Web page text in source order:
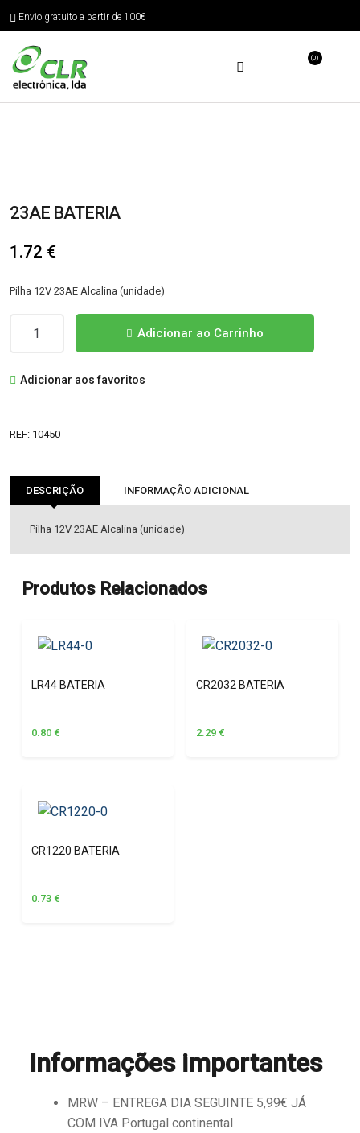
Envio gratuito a partir de 100€
(0)
23AE BATERIA
1.72 €
Pilha 12V 23AE Alcalina (unidade)
BATERIA
Adicionar ao Carrinho
Adicionar aos favoritos
REF: 10450
DESCRIÇÃO INFORMAÇÃO ADICIONAL
Pilha 12V 23AE Alcalina (unidade)
Produtos Relacionados
LR44 BATERIA
0.80 €
CR2032 BATERIA
2.29 €
CR1220 BATERIA
0.73 €
Informações importantes
MRW – ENTREGA DIA SEGUINTE 5,99€ JÁ
COM IVA Portugal continental